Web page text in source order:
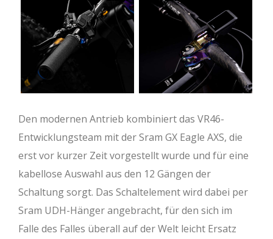
Den modernen Antrieb kombiniert das VR46-
Entwicklungsteam mit der Sram GX Eagle AXS, die
erst vor kurzer Zeit vorgestellt wurde und für eine
kabellose Auswahl aus den 12 Gängen der
Schaltung sorgt. Das Schaltelement wird dabei per
Sram UDH-Hänger angebracht, für den sich im
Falle des Falles überall auf der Welt leicht Ersatz